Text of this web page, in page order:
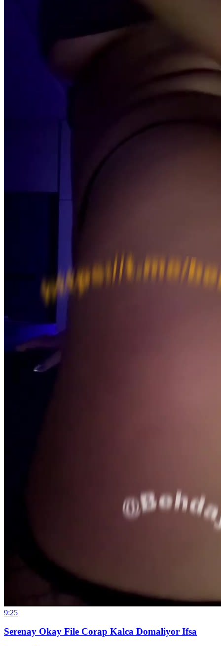
9:25
Serenay Okay File Corap Kalca Domaliyor Ifsa